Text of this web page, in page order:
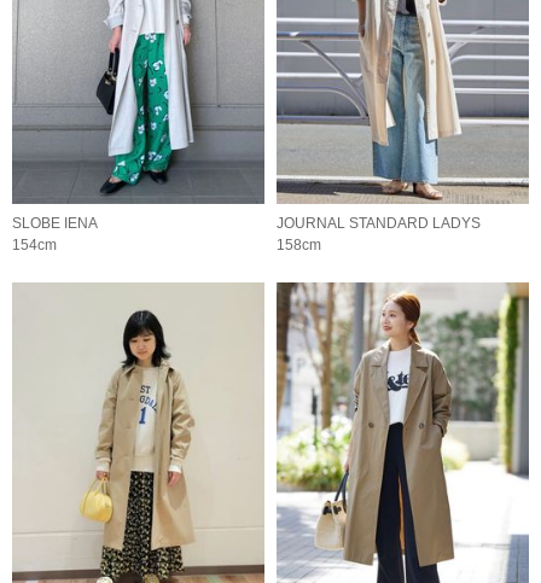
SLOBE IENA
154cm
JOURNAL STANDARD LADYS
158cm